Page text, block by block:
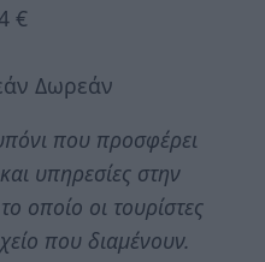
€
Δωρεάν
που προσφέρει
υπηρεσίες στην
οποίο οι τουρίστες
που διαμένουν.